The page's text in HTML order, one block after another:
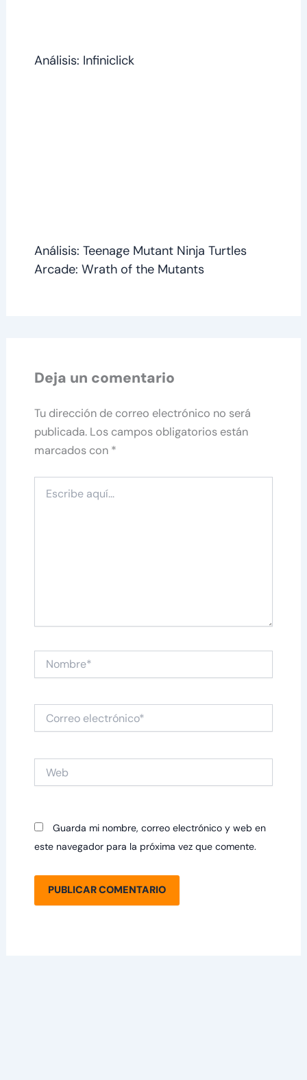
Análisis: Infiniclick
Análisis: Teenage Mutant Ninja Turtles
Arcade: Wrath of the Mutants
Deja un comentario
Tu dirección de correo electrónico no será
publicada. Los campos obligatorios están
marcados con *
aquí...
Nombre*
electrónico*
Guarda mi nombre, correo electrónico y web en
este navegador para la próxima vez que comente.